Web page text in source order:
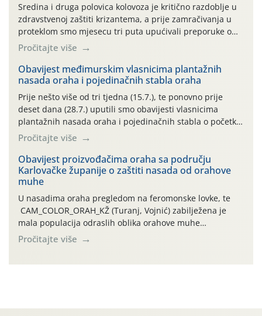
Sredina i druga polovica kolovoza je kritično razdoblje u
zdravstvenoj zaštiti krizantema, a prije zamračivanja u
proteklom smo mjesecu tri puta upućivali preporuke o
preventivnim mjerama zaštite krizantema od najčešćih
uzročnika bolesti, štetnika i fito-fagnih grinja (23.7., 14.7.,
06.7.)! Na početku ovog mjeseca je zabilježeno je
povijesno i ekstremno vruće meteorološko razdoblje, uz
najviše temperature […]
Pročitajte više
Obavijest međimurskim vlasnicima plantažnih
nasada oraha i pojedinačnih stabla oraha
Prije nešto više od tri tjedna (15.7.), te ponovno prije
deset dana (28.7.) uputili smo obavijesti vlasnicima
plantažnih nasada oraha i pojedinačnih stabla o početku
leta i ovogodišnjoj potrebi usmjerenog suzbijanja
orahove muhe (Rhagoletis completa)! Već dvanaest dana
traje drugi ovogodišnji “toplinski udar”, koji naročito
izražen zadnja šest dana (31.7.-05.8.), jer najviše
temperature zraka svakodnevno […]
Pročitajte više
Obavijest proizvođačima oraha sa području
Karlovačke županije o zaštiti nasada od orahove
muhe
U nasadima oraha pregledom na feromonske lovke, te
CAM_COLOR_ORAH_KŽ (Turanj, Vojnić) zabilježena je
mala populacija odraslih oblika orahove muhe
(Rhagoletis completa). Niska brojnost može se objasniti
činjenicom da je riječ o mladim nasadima s vrlo malim
Pročitajte više